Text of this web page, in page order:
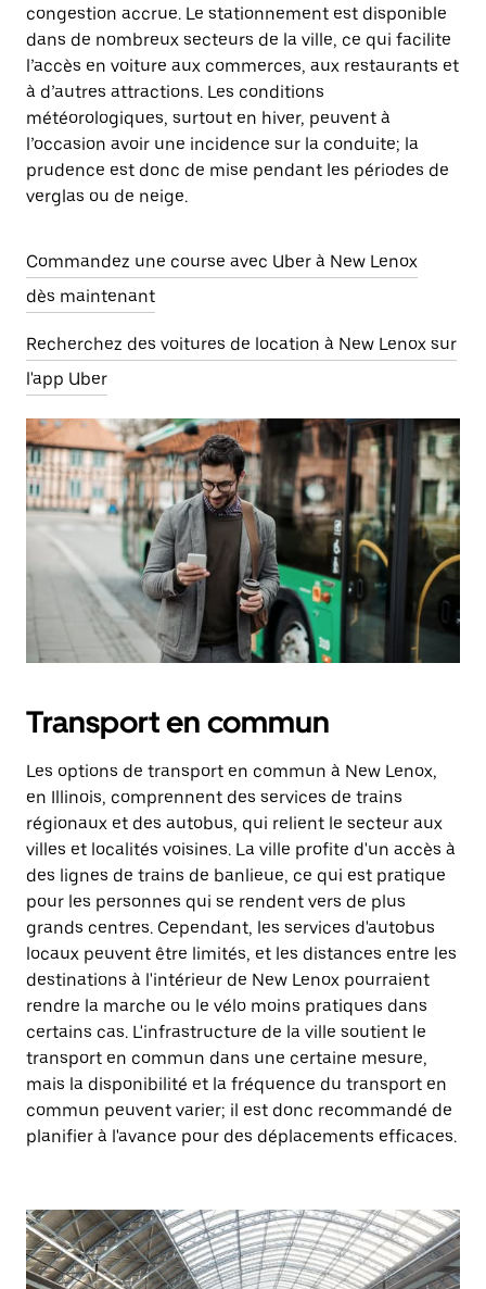
congestion accrue. Le stationnement est disponible
dans de nombreux secteurs de la ville, ce qui facilite
l’accès en voiture aux commerces, aux restaurants et
à d’autres attractions. Les conditions
météorologiques, surtout en hiver, peuvent à
l’occasion avoir une incidence sur la conduite; la
prudence est donc de mise pendant les périodes de
verglas ou de neige.
Commandez une course avec Uber à New Lenox
dès maintenant
Recherchez des voitures de location à New Lenox sur
l'app Uber
Transport en commun
Les options de transport en commun à New Lenox,
en Illinois, comprennent des services de trains
régionaux et des autobus, qui relient le secteur aux
villes et localités voisines. La ville profite d'un accès à
des lignes de trains de banlieue, ce qui est pratique
pour les personnes qui se rendent vers de plus
grands centres. Cependant, les services d'autobus
locaux peuvent être limités, et les distances entre les
destinations à l'intérieur de New Lenox pourraient
rendre la marche ou le vélo moins pratiques dans
certains cas. L'infrastructure de la ville soutient le
transport en commun dans une certaine mesure,
mais la disponibilité et la fréquence du transport en
commun peuvent varier; il est donc recommandé de
planifier à l'avance pour des déplacements efficaces.